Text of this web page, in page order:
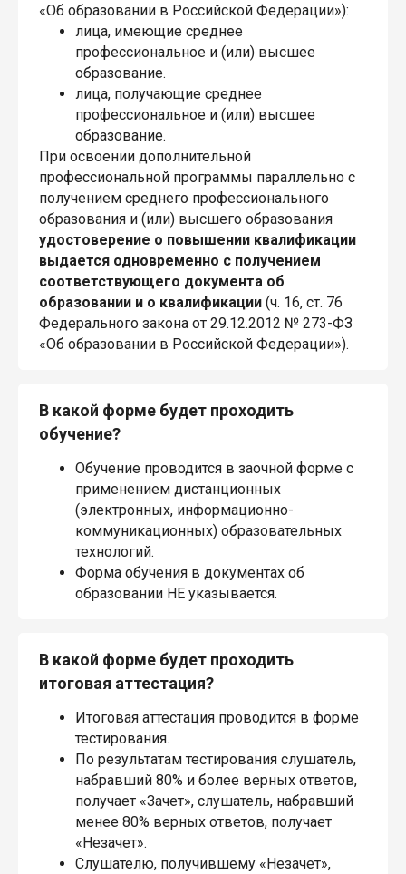
«Об образовании в Российской Федерации»):
лица, имеющие среднее
профессиональное и (или) высшее
образование.
лица, получающие среднее
профессиональное и (или) высшее
образование.
При освоении дополнительной
профессиональной программы параллельно с
получением среднего профессионального
образования и (или) высшего образования
удостоверение о повышении квалификации
выдается одновременно с получением
соответствующего документа об
образовании и о квалификации (ч. 16, ст. 76
Федерального закона от 29.12.2012 № 273-ФЗ
«Об образовании в Российской Федерации»).
В какой форме будет проходить
обучение?
Обучение проводится в заочной форме с
применением дистанционных
(электронных, информационно-
коммуникационных) образовательных
технологий.
Форма обучения в документах об
образовании НЕ указывается.
В какой форме будет проходить
итоговая аттестация?
Итоговая аттестация проводится в форме
тестирования.
По результатам тестирования слушатель,
набравший 80% и более верных ответов,
получает «Зачет», слушатель, набравший
менее 80% верных ответов, получает
«Незачет».
Слушателю, получившему «Незачет»,